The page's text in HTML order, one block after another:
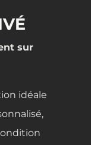
sur
idéale